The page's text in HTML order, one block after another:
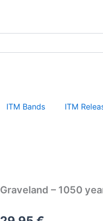
ITM Bands ITM
Graveland – 1050